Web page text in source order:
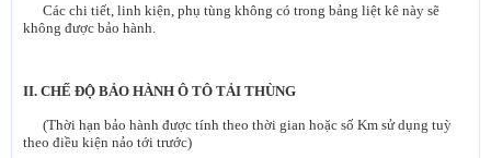
Các chi tiết, linh kiện, phụ tùng không có trong bảng liệt kê này sẽ
không được bảo hành.
II. CHẾ ĐỘ BẢO HÀNH Ô TÔ TẢI THÙNG
(Thời hạn bảo hành được tính theo thời gian hoặc số Km sử dụng tuỳ
theo điều kiện nảo tới trước)